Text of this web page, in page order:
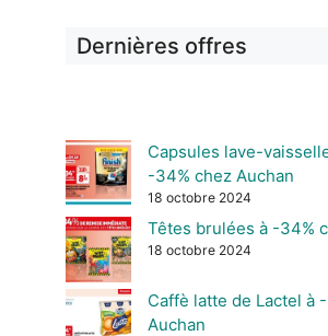
Dernières offres
Capsules lave-
-34% chez Auchan
18 octobre 2024
Têtes brulées à -34%
18 octobre 2024
Caffè latte de Lactel à
Auchan